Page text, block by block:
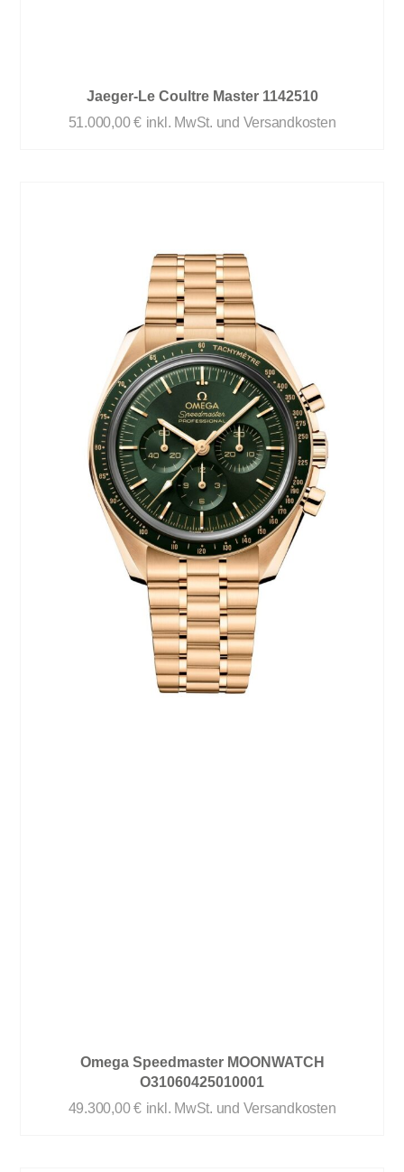
Jaeger-Le Coultre Master 1142510
51.000,00€ inkl. MwSt. und Versandkosten
Omega Speedmaster MOONWATCH
O31060425010001
49.300,00€ inkl. MwSt. und Versandkosten